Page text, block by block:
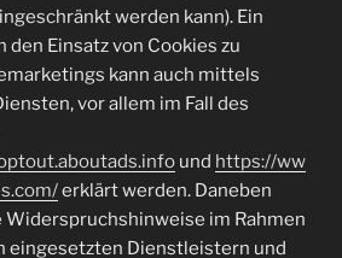
werden kann). Ein
Einsatz von Cookies zu
kann auch mittels
vor allem im Fall des
und https://ww
erklärt werden. Daneben
Widerspruchshinweise im Rahmen
eingesetzten Dienstleistern und